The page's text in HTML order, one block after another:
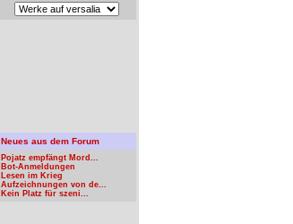
Neues aus dem Forum
Pojatz empfängt Mord...
Bot-Anmeldungen
Lesen im Krieg
Aufzeichnungen von de...
Kein Platz für szeni...